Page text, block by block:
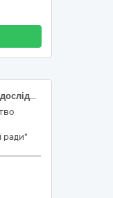
Послуги з проведення лабораторних досліджень «Скринінг здоров'я 40+»
ради"